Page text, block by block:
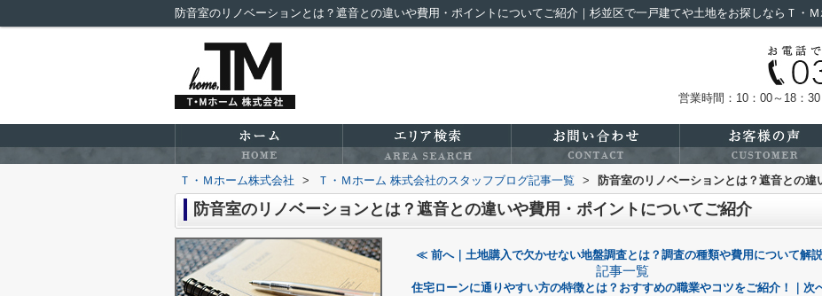
防音室のリノベーションとは？遮音との違いや費用・ポイントについてご紹介｜杉並区で一戸建てや土地をお探しならＴ・
営業時間：10：00～18：30
Ｔ・Ｍホーム株式会社 > Ｔ・Ｍホーム 株式会社のスタッフブログ記事一覧 > 防音室のリノベーションとは？遮音との
防音室のリノベーションとは？遮音との違いや費用・ポイントについてご紹介
≪ 前へ｜土地購入で欠かせない地盤調査とは？調査の種類や費用について解説
記事一覧
住宅ローンに通りやすい方の特徴とは？おすすめの職業やコツをご紹介！｜次